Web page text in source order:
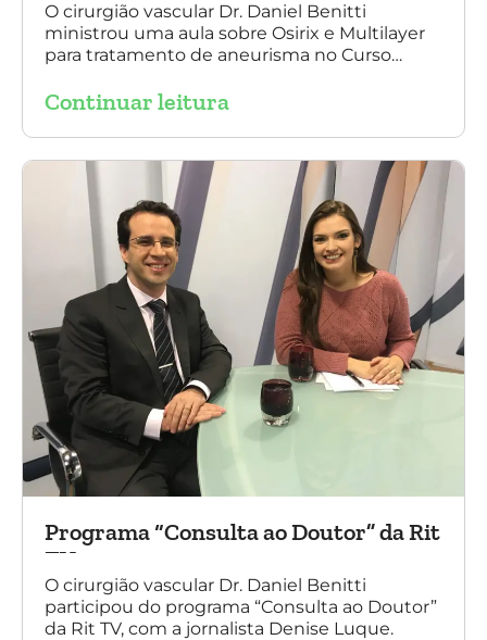
O cirurgião vascular Dr. Daniel Benitti
ministrou uma aula sobre Osirix e Multilayer
para tratamento de aneurisma no Curso
2017). Agradecemos a todos os participantes
Sergio Belczak pelo convite!
Continuar leitura
Programa “Consulta ao Doutor” da Rit
TV
O cirurgião vascular Dr. Daniel Benitti
participou do programa “Consulta ao Doutor”
da Rit TV, com a jornalista Denise Luque.